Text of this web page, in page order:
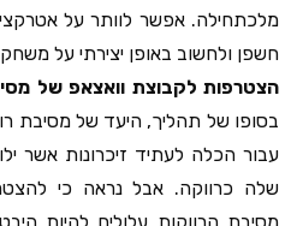
מלכתחילה. אפשר לוותר על
חשפן ולחשוב באופן יצירתי על
הצטרפות לקבוצת וואצאפ של
בסופו של תהליך, היעד של מסיבת
עבור הכלה לעתיד זיכרונות אשר
שלה כרווקה. אבל נראה כי